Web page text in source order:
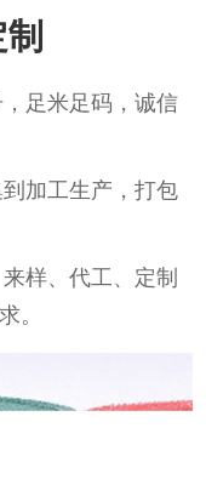
足米足码，诚信
加工生产，打包
样、代工、定制
。